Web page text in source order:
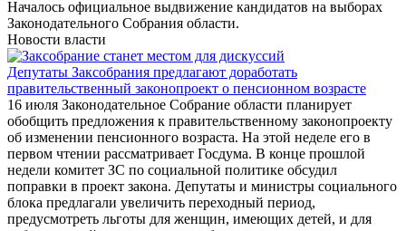
Началось официальное выдвижение кандидатов на выборах
Законодательного Собрания области.
Новости власти
Депутаты Заксобрания предлагают доработать
правительственный законопроект о пенсионном возрасте
16 июля Законодательное Собрание области планирует
обобщить предложения к правительственному законопроекту
об изменении пенсионного возраста. На этой неделе его в
первом чтении рассматривает Госдума. В конце прошлой
недели комитет ЗС по социальной политике обсудил
поправки в проект закона. Депутаты и министры социального
блока предлагали увеличить переходный период,
предусмотреть льготы для женщин, имеющих детей, и для